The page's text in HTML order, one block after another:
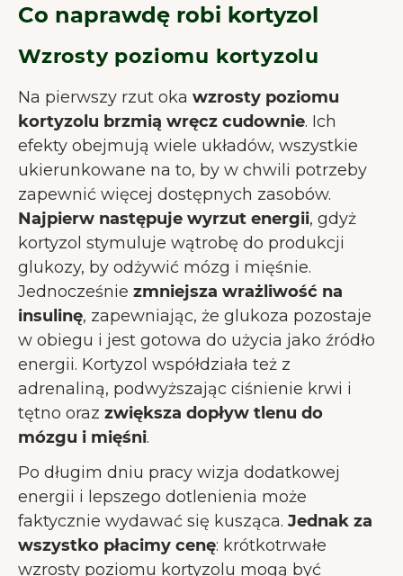
Co naprawdę robi kortyzol
Wzrosty poziomu kortyzolu
Na pierwszy rzut oka wzrosty poziomu
kortyzolu brzmią wręcz cudownie. Ich
efekty obejmują wiele układów, wszystkie
ukierunkowane na to, by w chwili potrzeby
zapewnić więcej dostępnych zasobów.
Najpierw następuje wyrzut energii, gdyż
kortyzol stymuluje wątrobę do produkcji
glukozy, by odżywić mózg i mięśnie.
Jednocześnie zmniejsza wrażliwość na
insulinę, zapewniając, że glukoza pozostaje
w obiegu i jest gotowa do użycia jako źródło
energii. Kortyzol współdziała też z
adrenaliną, podwyższając ciśnienie krwi i
tętno oraz zwiększa dopływ tlenu do
mózgu i mięśni.
Po długim dniu pracy wizja dodatkowej
energii i lepszego dotlenienia może
faktycznie wydawać się kusząca. Jednak za
wszystko płacimy cenę: krótkotrwałe
wzrosty poziomu kortyzolu mogą być